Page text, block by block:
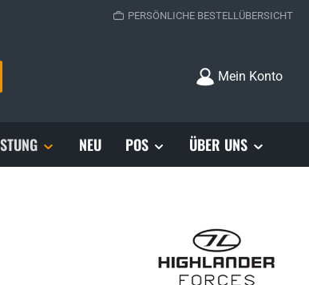
PERSÖNLICHE BESTELLÜBERSICHT
Mein Konto
NEU POS ÜBER UNS